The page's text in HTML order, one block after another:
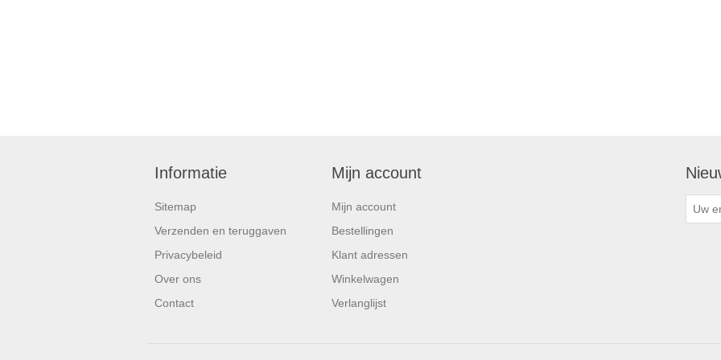
Informatie
Sitemap
Verzenden en teruggaven
Privacybeleid
Over ons
Contact
Mijn account
Mijn account
Bestellingen
Klant adressen
Winkelwagen
Verlanglijst